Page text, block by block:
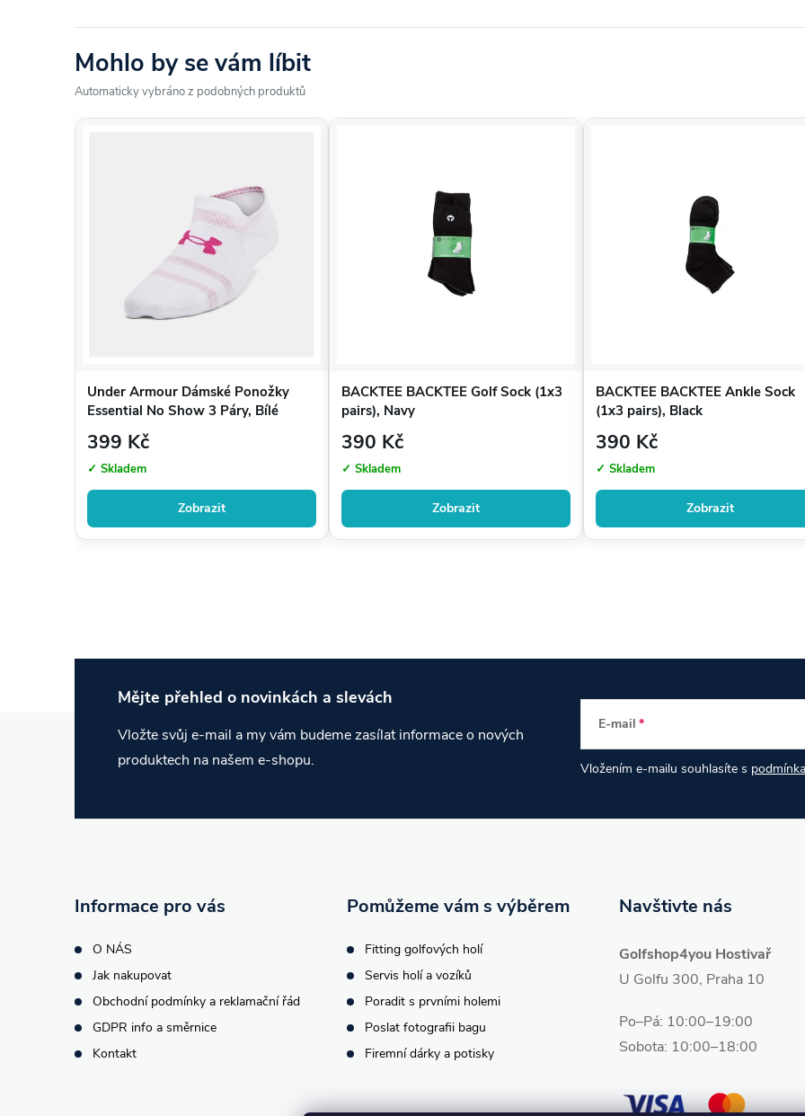
Mohlo by se vám líbit
Automaticky vybráno z podobných produktů
Under Armour Dámské Ponožky
Essential No Show 3 Páry, Bílé
399 Kč
✓ Skladem
Zobrazit
BACKTEE BACKTEE Golf Sock (1x3
pairs), Navy
390 Kč
✓ Skladem
Zobrazit
BACKTEE BACKTEE Ankle Sock
(1x3 pairs), Black
390 Kč
✓ Skladem
Zobrazit
Mějte přehled o novinkách a slevách
Vložte svůj e-mail a my vám budeme zasílat informace o nových
produktech na našem e-shopu.
E-mail
Vložením e-mailu souhlasíte s
Informace pro vás
O NÁS
Jak nakupovat
Obchodní podmínky a reklamační řád
GDPR info a směrnice
Kontakt
Navštivte nás
Golfshop4you Hostivař
U Golfu 300, Praha 10
Po–Pá: 10:00–19:00
Sobota: 10:00–18:00
Pomůžeme vám s výběrem
Fitting golfových holí
Servis holí a vozíků
Poradit s prvními holemi
Poslat fotografii bagu
Firemní dárky a potisky